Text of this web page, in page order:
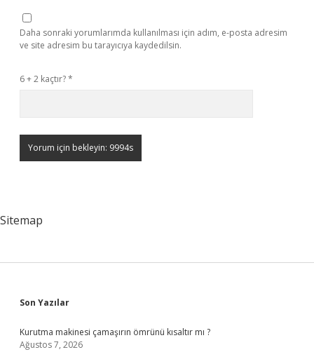
Daha sonraki yorumlarımda kullanılması için adım, e-posta adresim
ve site adresim bu tarayıcıya kaydedilsin.
6 + 2 kaçtır?*
Sitemap
Sidebar
Son Yazılar
Kurutma makinesi çamaşırın ömrünü kısaltır mı ?
Ağustos 7, 2026